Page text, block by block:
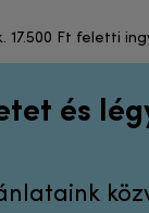
Ft feletti
és